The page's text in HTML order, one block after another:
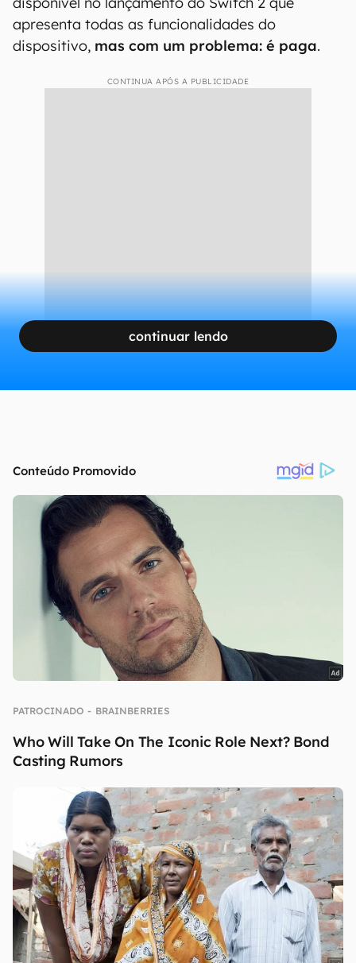
apresenta todas as funcionalidades do
dispositivo, mas com um problema: é paga.
CONTINUA APÓS A PUBLICIDADE
continuar lendo